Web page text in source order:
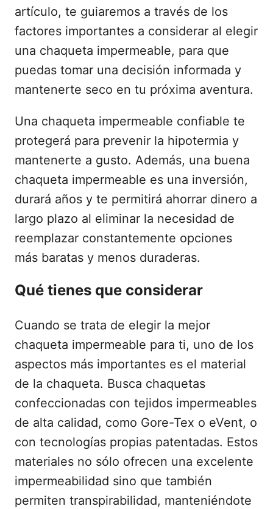
artículo, te guiaremos a través de los
factores importantes a considerar al elegir
una chaqueta impermeable, para que
puedas tomar una decisión informada y
mantenerte seco en tu próxima aventura.
Una chaqueta impermeable confiable te
protegerá para prevenir la hipotermia y
mantenerte a gusto. Además, una buena
chaqueta impermeable es una inversión,
durará años y te permitirá ahorrar dinero a
largo plazo al eliminar la necesidad de
reemplazar constantemente opciones
más baratas y menos duraderas.
Qué tienes que considerar
Cuando se trata de elegir la mejor
chaqueta impermeable para ti, uno de los
aspectos más importantes es el material
de la chaqueta. Busca chaquetas
confeccionadas con tejidos impermeables
de alta calidad, como Gore-Tex o eVent, o
con tecnologías propias patentadas. Estos
materiales no sólo ofrecen una excelente
impermeabilidad sino que también
permiten transpirabilidad, manteniéndote